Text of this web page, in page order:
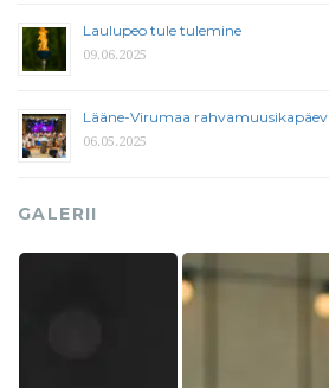
Laulupeo tule tulemine
09.06.2025
Lääne-Virumaa rahvamuusikapäev
06.05.2025
GALERII